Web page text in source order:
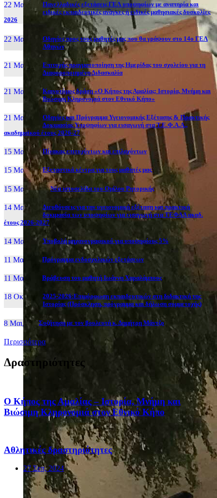
22 Μαι, 26
Πανελλαδικές εξετάσεις ΓΕΛ υποψηφίων με αναπηρία και
ειδικές εκπαιδευτικές ανάγκες ή ειδικές μαθησιακές δυσκολίες
2026
22 Μαι, 26
Οδηγίες προς τους μαθητές μας που θα γράψουν στο 14ο ΓΕΛ
Αθηνών
21 Μαι, 26
Επιτυχής πραγματοποίηση της Ημερίδας του σχολείου για τη
Διαφοροποιημένη Διδασκαλία
21 Μαι, 26
Καινοτόμος δράση «Ο Κήπος της Αμαλίας: Ιστορία, Μνήμη και
Βιώσιμη Κληρονομιά στον Εθνικό Κήπο»
21 Μαι, 26
Οδηγίες και Πρόγραμμα Υγειονομικής Εξέτασης & Πρακτικής
Δοκιμασίας Υποψηφίων για εισαγωγή στα Τ.Ε.Φ.Α.Α.,
ακαδημαϊκού έτους 2026-27
15 Μαι, 26 Πίνακας επιτυχόντων και επιλαχόντων
15 Μαι, 26 Εξεταστικά κέντρα για τους μαθητές μας
15 Μαι, 2026 Νέα ιστοσελίδα του Ομίλου Ρητορικής
14 Μαι, 26
Διευθύνσεις για την υγειονομική εξέταση και πρακτική
δοκιμασία των υποψηφίων για εισαγωγή στα ΤΕΦΑΑ ακαδ.
έτους 2026-2027
14 Μαι, 26 Yποβολή μηχανογραφικού για υποψηφίους 5%
11 Μαι, 26 Πρόγραμμα ενδοσχολικών εξετάσεων
11 Μαι, 26 Βράβευση του μαθητή Ιωάννη Χαραλάμπους
18 Οκτ, 25
2025-2026:Επιμόρφωση εκπαιδευτικών στη διδακτική της
Ιστορίας (Πρόσκληση, πρόγραμμα και δήλωση συμμετοχής)
8 Μαι, 26 Συζήτηση με τον βουλευτή κ. Δημήτρη Μάντζο
Περισσότερα
Δραστηριότητες
Ο Κήπος της Αμαλίας – Ιστορία, Μνήμη και
Βιώσιμη Κληρονομιά στον Εθνικό Κήπο
Αθλητικές δραστηριότητες
27 Σεπ, 2024